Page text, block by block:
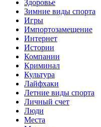
Здоровье
Зимние виды спорта
Игры
Импортозамещение
Интернет
Истории
Компании
Криминал
Культура
Лайфхаки
Летние виды спорта
Личный счет
Люди
Места